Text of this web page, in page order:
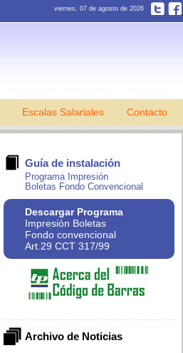
viernes, 07 de agosto de 2026
Escalas Salariales Contacto
Guía de instalación
Programa Impresión
Boletas Fondo Convencional
Descargar Programa
Impresión Boletas
Fondo convencional
Art.29 CCT 317/99
Archivo de Noticias